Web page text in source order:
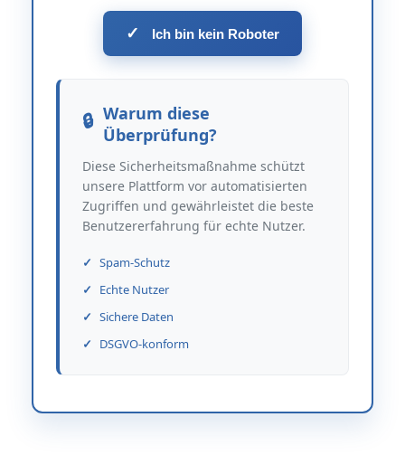
✓ Ich bin kein Roboter
Warum diese
Überprüfung?
Diese Sicherheitsmaßnahme schützt
unsere Plattform vor automatisierten
Zugriffen und gewährleistet die beste
Benutzererfahrung für echte Nutzer.
Spam-Schutz
Echte Nutzer
Sichere Daten
DSGVO-konform